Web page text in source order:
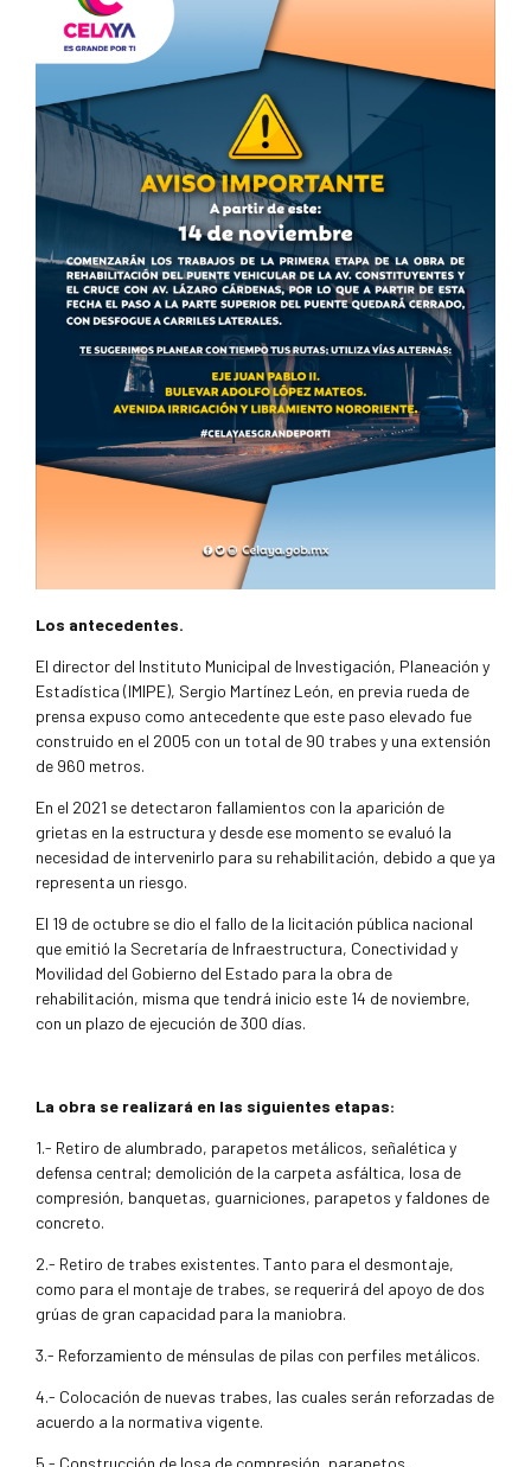
Los antecedentes.
El director del Instituto Municipal de Investigación, Planeación y
Estadística (IMIPE), Sergio Martínez León, en previa rueda de
prensa expuso como antecedente que este paso elevado fue
construido en el 2005 con un total de 90 trabes y una extensión
de 960 metros.
En el 2021 se detectaron fallamientos con la aparición de
grietas en la estructura y desde ese momento se evaluó la
necesidad de intervenirlo para su rehabilitación, debido a que ya
representa un riesgo.
El 19 de octubre se dio el fallo de la licitación pública nacional
que emitió la Secretaría de Infraestructura, Conectividad y
Movilidad del Gobierno del Estado para la obra de
rehabilitación, misma que tendrá inicio este 14 de noviembre,
con un plazo de ejecución de 300 días.
La obra se realizará en las siguientes etapas:
1.- Retiro de alumbrado, parapetos metálicos, señalética y
defensa central; demolición de la carpeta asfáltica, losa de
compresión, banquetas, guarniciones, parapetos y faldones de
concreto.
2.- Retiro de trabes existentes. Tanto para el desmontaje,
como para el montaje de trabes, se requerirá del apoyo de dos
grúas de gran capacidad para la maniobra.
3.- Reforzamiento de ménsulas de pilas con perfiles metálicos.
4.- Colocación de nuevas trabes, las cuales serán reforzadas de
acuerdo a la normativa vigente.
5.- Construcción de losa de compresión, parapetos,